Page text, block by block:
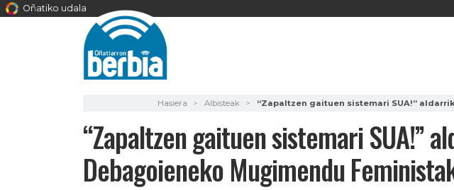
Oñatiko udala
Hasiera Albisteak “Zapaltzen gaituen sistemari SUA!”
“Zapaltzen gaituen sistemari SUA!”
Debagoieneko Mugimendu